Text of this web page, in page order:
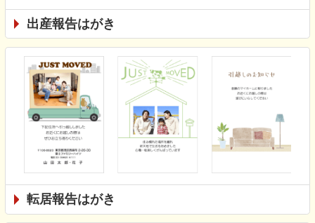
出産報告はがき
転居報告はがき